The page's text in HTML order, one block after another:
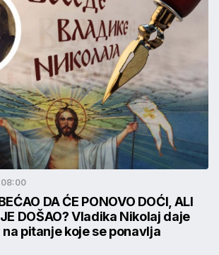
08:00
DA ĆE PONOVO DOĆI, ALI
DOŠAO? Vladika Nikolaj daje
pitanje koje se ponavlja